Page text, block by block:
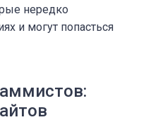
нередко
и могут попасться